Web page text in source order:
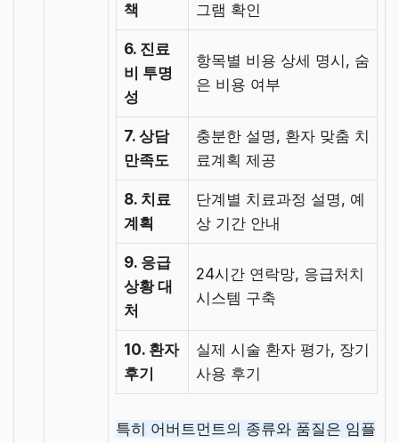
책
그램 확인
6. 진료
비 투명
성
항목별 비용 상세 명시, 숨
은 비용 여부
7. 상담
만족도
충분한 설명, 환자 맞춤 치
료계획 제공
8. 치료
계획
단계별 치료과정 설명, 예
상 기간 안내
9. 응급
상황 대
처
24시간 연락망, 응급처치
시스템 구축
10. 환자
후기
실제 시술 환자 평가, 장기
사용 후기
특히 어버트먼트의 종류와 품질은 임플